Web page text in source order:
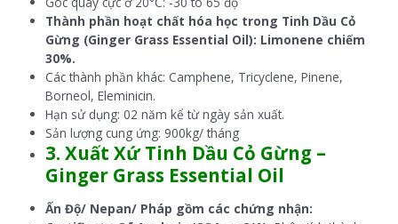
Thành phần hoạt chất hóa học trong Tinh Dầu Cỏ
Gừng (Ginger Grass Essential Oil): Limonene chiếm
30%.
Các thành phần khác: Camphene, Tricyclene, Pinene,
Borneol, Eleminicin.
Hạn sử dụng: 02 năm kể từ ngày sản xuất.
Sản lượng cung ứng: 900kg/ tháng
3. Xuất Xứ Tinh Dầu Cỏ Gừng –
Ginger Grass Essential Oil
Ấn Độ/ Nepan/ Pháp gồm các chứng nhận: